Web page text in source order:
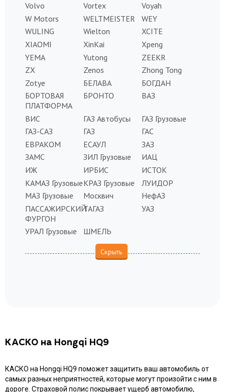
Volvo
Vortex
Voyah
W Motors
WELTMEISTER
WEY
WULING
Wielton
XCITE
XIAOMI
XinKai
Xpeng
YEMA
Yutong
ZEEKR
ZX
Zenos
Zhong Tong
Zotye
БЕЛАВА
БОГДАН
БОРТОВАЯ
ПЛАТФОРМА
БРОНТО ВАЗ
ВИС ГАЗ Автобусы
ГАЗ Грузовые
ГАЗ-САЗ
ГАЗ
ГАС
ЕВРАКОМ
ЕСАУЛ
ЗАЗ
ЗАМС
ЗИЛ Грузовые
ИАЦ
ИЖ
ИРБИС
ИСТОК
КАМАЗ ГрузовыеКРАЗ Грузовые
ЛУИДОР
МАЗ Грузовые
Москвич
НефАЗ
ПАССАЖИРСКИЙ
ФУРГОН
ТАГАЗ УАЗ
УРАЛ Грузовые ШМЕЛЬ
КАСКО на Hongqi HQ9
КАСКО на Hongqi HQ9 поможет защитить ваш автомобиль от
самых разных неприятностей, которые могут произойти с ним в
дороге. Страховой полис покрывает ущерб автомобилю,